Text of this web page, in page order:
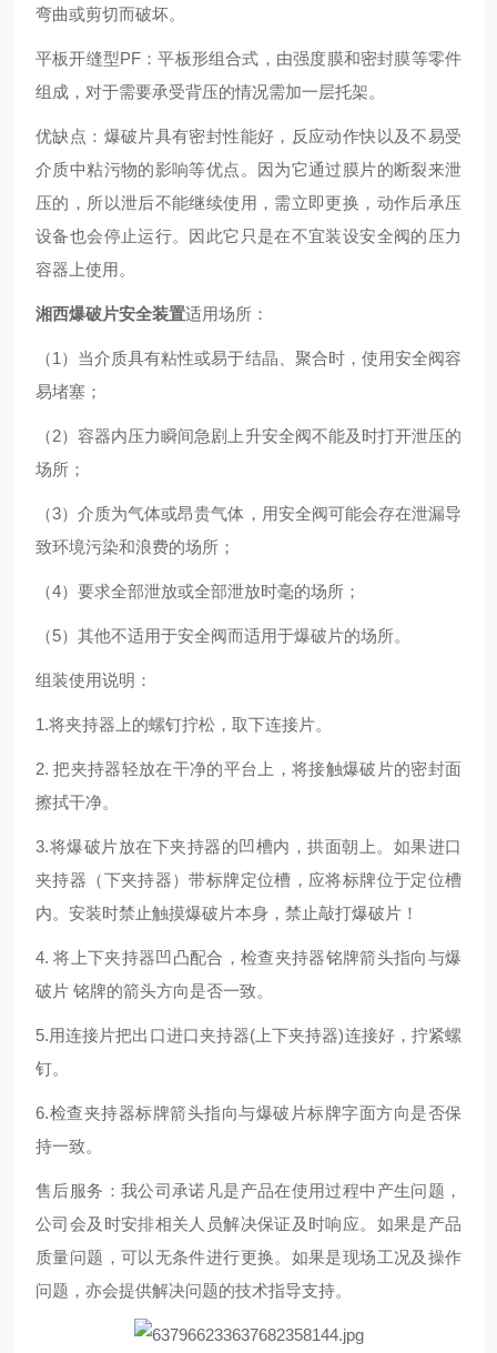
弯曲或剪切而破坏。
平板开缝型PF：平板形组合式，由强度膜和密封膜等零件
组成，对于需要承受背压的情况需加一层托架。
优缺点：爆破片具有密封性能好，反应动作快以及不易受
介质中粘污物的影响等优点。因为它通过膜片的断裂来泄
压的，所以泄后不能继续使用，需立即更换，动作后承压
设备也会停止运行。因此它只是在不宜装设安全阀的压力
容器上使用。
湘西爆破片安全装置适用场所：
（1）当介质具有粘性或易于结晶、聚合时，使用安全阀容
易堵塞；
（2）容器内压力瞬间急剧上升安全阀不能及时打开泄压的
场所；
（3）介质为气体或昂贵气体，用安全阀可能会存在泄漏导
致环境污染和浪费的场所；
（4）要求全部泄放或全部泄放时毫的场所；
（5）其他不适用于安全阀而适用于爆破片的场所。
组装使用说明：
1.将夹持器上的螺钉拧松，取下连接片。
2. 把夹持器轻放在干净的平台上，将接触爆破片的密封面
擦拭干净。
3.将爆破片放在下夹持器的凹槽内，拱面朝上。如果进口
夹持器（下夹持器）带标牌定位槽，应将标牌位于定位槽
内。安装时禁止触摸爆破片本身，禁止敲打爆破片！
4. 将上下夹持器凹凸配合，检查夹持器铭牌箭头指向与爆
破片 铭牌的箭头方向是否一致。
5.用连接片把出口进口夹持器(上下夹持器)连接好，拧紧螺
钉。
6.检查夹持器标牌箭头指向与爆破片标牌字面方向是否保
持一致。
售后服务：我公司承诺凡是产品在使用过程中产生问题，
公司会及时安排相关人员解决保证及时响应。如果是产品
质量问题，可以无条件进行更换。如果是现场工况及操作
问题，亦会提供解决问题的技术指导支持。